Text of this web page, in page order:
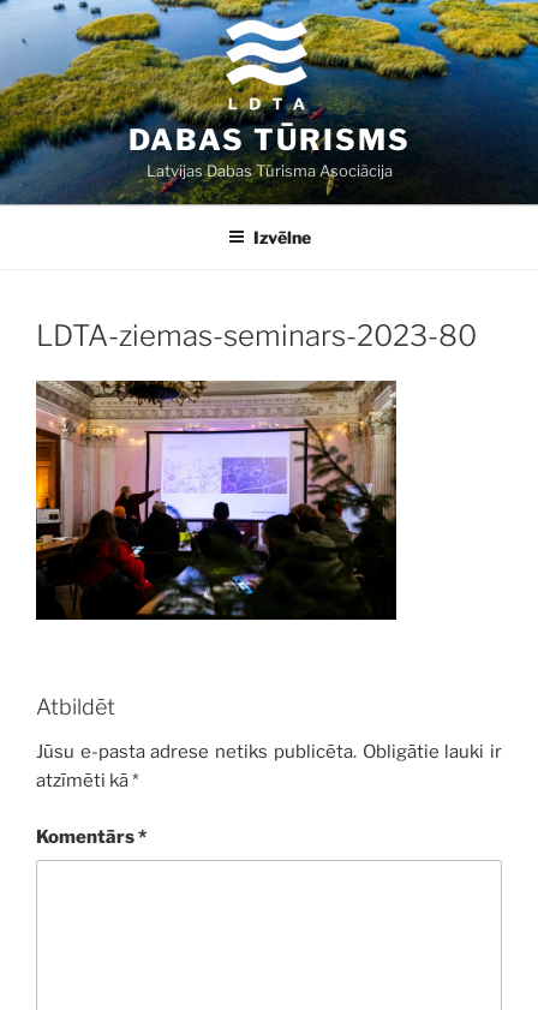
Doties
saturu
DABAS TŪRISMS
Latvijas Dabas Tūrisma Asociācija
Izvēlne
LDTA-ziemas-seminars-2023-80
Atbildēt
Jūsu e-pasta adrese netiks publicēta. Obligātie lauki ir
atzīmēti kā*
Komentārs*